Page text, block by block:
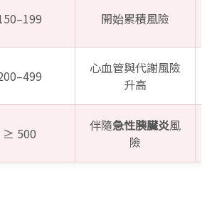
開始累積風險
心血管與代謝風險
升高
≥ 500 伴隨急性胰臟炎風
險